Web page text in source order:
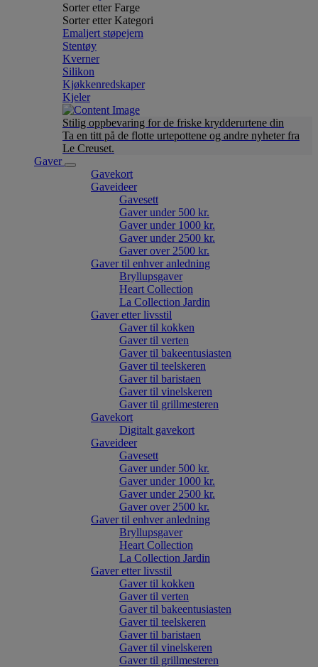
Sorter etter Farge
Sorter etter Kategori
Emaljert støpejern
Stentøy
Kverner
Silikon
Kjøkkenredskaper
Kjeler
Stilig oppbevaring for de friske krydderurtene din
Ta en titt på de flotte urtepottene og andre nyheter fra
Le Creuset.
Gaver
Gavekort
Gaveideer
Gavesett
Gaver under 500 kr.
Gaver under 1000 kr.
Gaver under 2500 kr.
Gaver over 2500 kr.
Gaver til enhver anledning
Bryllupsgaver
Heart Collection
La Collection Jardin
Gaver etter livsstil
Gaver til kokken
Gaver til verten
Gaver til bakeentusiasten
Gaver til teelskeren
Gaver til baristaen
Gaver til vinelskeren
Gaver til grillmesteren
Gavekort
Digitalt gavekort
Gaveideer
Gavesett
Gaver under 500 kr.
Gaver under 1000 kr.
Gaver under 2500 kr.
Gaver over 2500 kr.
Gaver til enhver anledning
Bryllupsgaver
Heart Collection
La Collection Jardin
Gaver etter livsstil
Gaver til kokken
Gaver til verten
Gaver til bakeentusiasten
Gaver til teelskeren
Gaver til baristaen
Gaver til vinelskeren
Gaver til grillmesteren